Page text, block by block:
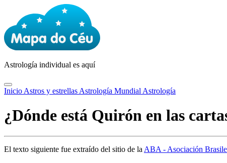
Astrología individual es aquí
Inicio Astros y estrellas Astrología Mundial Astrología
¿Dónde está Quirón en las
El texto siguiente fue extraído del sitio de la ABA - Asociación